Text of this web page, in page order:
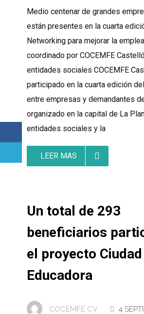
Medio centenar de grandes
están presentes en la cuarta
Networking para mejorar la
coordinado por COCEMFE
entidades sociales COCEMFE
participado en la cuarta edición
entre empresas y demandantes
organizado en la capital de La
entidades sociales y la
LEER MAS
Un total de 293
beneficiarios
el proyecto Ciudad
Educadora
COCEMFE CV .
4